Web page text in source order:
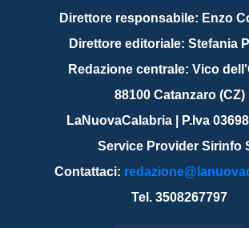
Direttore responsabile: Enzo
Direttore editoriale: Stefania
Redazione centrale: Vico
88100 Catanzaro (CZ)
LaNuovaCalabria | P.Iva
Service Provider Sirinfo
Contattaci:
Tel. 3508267797